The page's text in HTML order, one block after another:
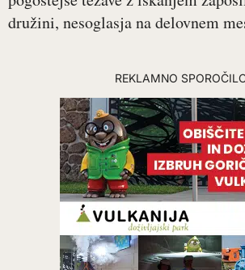
družini, nesoglasja na delovnem
REKLAMNO